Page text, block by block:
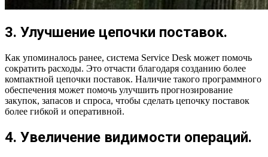
3. Улучшение цепочки поставок.
Как упоминалось ранее, система Service Desk может помочь
сократить расходы. Это отчасти благодаря созданию более
компактной цепочки поставок. Наличие такого программного
обеспечения может помочь улучшить прогнозирование
закупок, запасов и спроса, чтобы сделать цепочку поставок
более гибкой и оперативной.
4. Увеличение видимости операций.